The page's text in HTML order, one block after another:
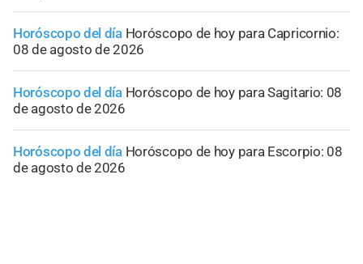
Horóscopo del día Horóscopo de hoy para Capricornio:
08 de agosto de 2026
Horóscopo del día Horóscopo de hoy para Sagitario: 08
de agosto de 2026
Horóscopo del día Horóscopo de hoy para Escorpio: 08
de agosto de 2026